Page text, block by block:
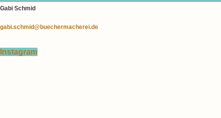
Gabi Schmid
gabi.schmid@buechermacherei.de
Instagram